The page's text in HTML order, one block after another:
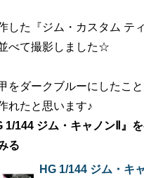
した『ジム・カスタム テ
べて撮影しました☆
をダークブルーにしたこ
れたと思います♪
1/144 ジム・キャノンⅡ』
る
HG 1/144 ジム・キ